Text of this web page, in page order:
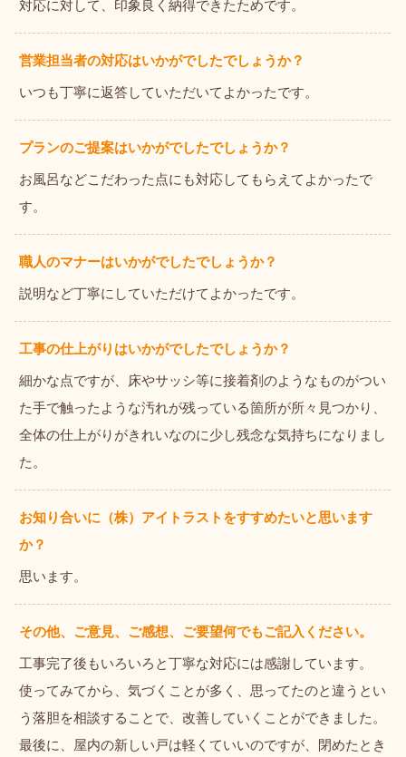
対応に対して、印象良く納得できたためです。
営業担当者の対応はいかがでしたでしょうか？
いつも丁寧に返答していただいてよかったです。
プランのご提案はいかがでしたでしょうか？
お風呂などこだわった点にも対応してもらえてよかったで
す。
職人のマナーはいかがでしたでしょうか？
説明など丁寧にしていただけてよかったです。
工事の仕上がりはいかがでしたでしょうか？
細かな点ですが、床やサッシ等に接着剤のようなものがつい
た手で触ったような汚れが残っている箇所が所々見つかり、
全体の仕上がりがきれいなのに少し残念な気持ちになりまし
た。
お知り合いに（株）アイトラストをすすめたいと思います
か？
思います。
その他、ご意見、ご感想、ご要望何でもご記入ください。
工事完了後もいろいろと丁寧な対応には感謝しています。
使ってみてから、気づくことが多く、思ってたのと違うとい
う落胆を相談することで、改善していくことができました。
最後に、屋内の新しい戸は軽くていいのですが、閉めたとき